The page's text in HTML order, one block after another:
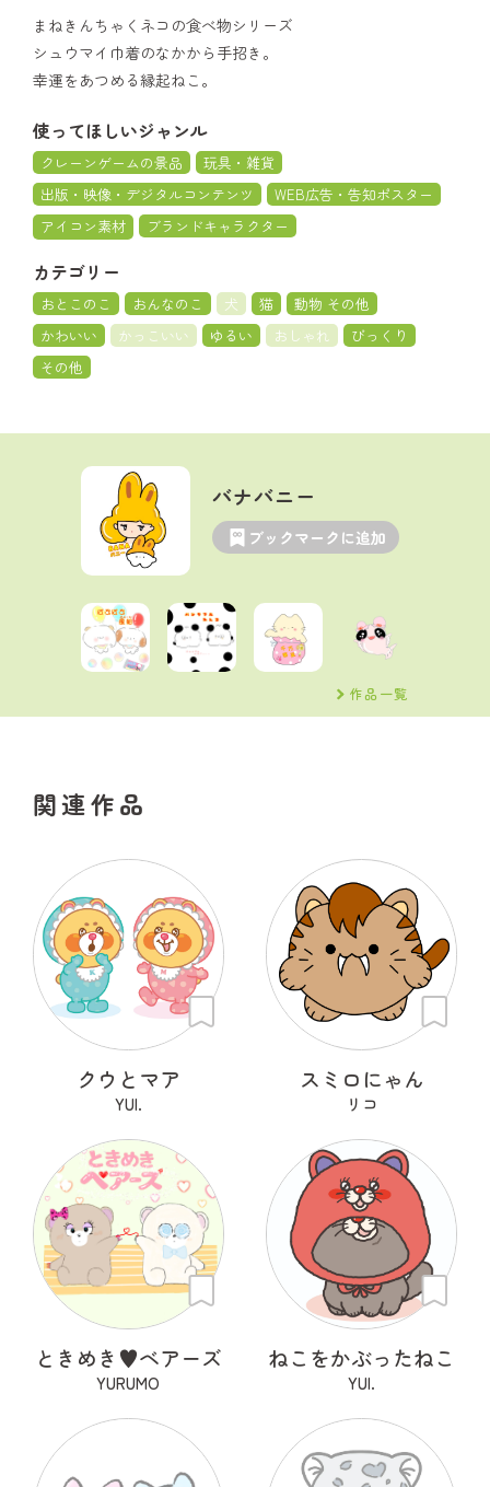
まねきんちゃくネコの食べ物シリーズ
シュウマイ巾着のなかから手招き。
幸運をあつめる縁起ねこ。
使ってほしいジャンル
クレーンゲームの景品
玩具・雑貨
出版・映像・デジタルコンテンツ
WEB広告・告知ポスター
アイコン素材
ブランドキャラクター
カテゴリー
おとこのこ おんなのこ 犬 猫
動物 その他
かわいい
かっこいい ゆるい おしゃれ
びっくり
その他
バナバニー
ブックマークに追加
作品一覧
関連作品
クウとマア
YUI.
スミロにゃん
リコ
ときめき♥ベアーズ
YURUMO
ねこをかぶったねこ
YUI.